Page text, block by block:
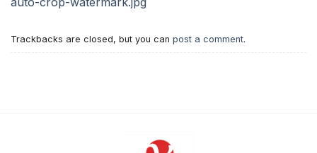
Trackbacks are closed, but you can post a comment.